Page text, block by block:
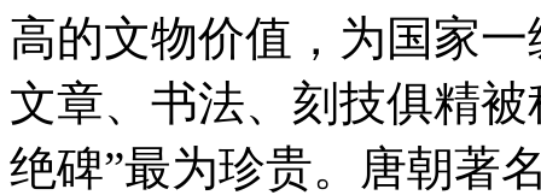
高的文物价值，为国家
文章、书法、刻技俱精
绝碑”最为珍贵。唐朝著